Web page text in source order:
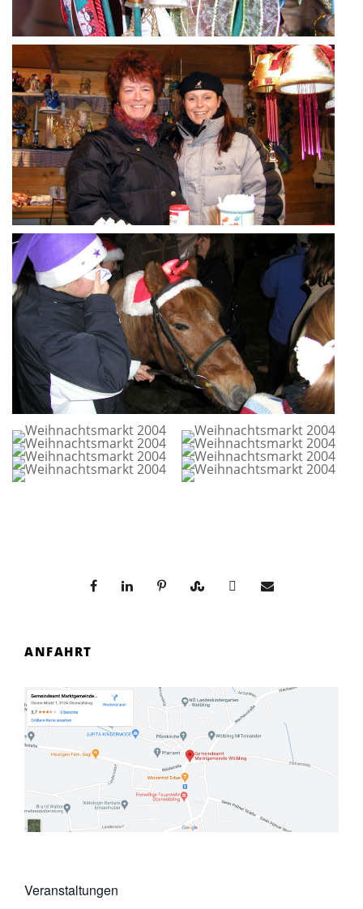
ANFAHRT
Veranstaltungen